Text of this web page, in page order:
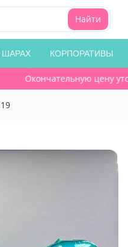
Найти
ШАРАХ КОРПОРАТИВЫ
Окончательную цену